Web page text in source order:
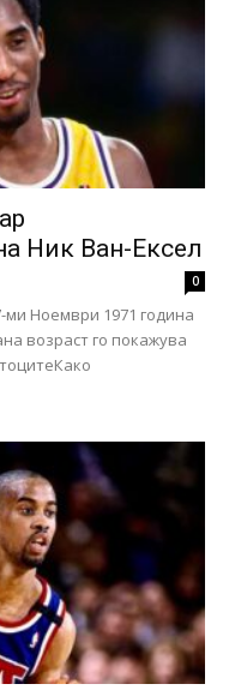
Ник Ван-Ексел
0
ми Ноември 1971 година
возраст го покажува